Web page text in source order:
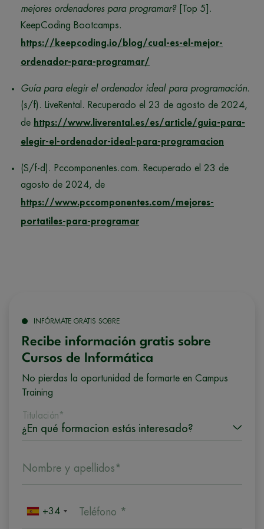
mejores ordenadores para programar?[Top 5].
KeepCoding Bootcamps.
https://keepcoding.io/blog/cual-es-el-mejor-
ordenador-para-programar/
Guía para elegir el ordenador ideal para programación.
(s/f). LiveRental. Recuperado el 23 de agosto de 2024,
de https://www.liverental.es/es/article/guia-para-
elegir-el-ordenador-ideal-para-programacion
(S/f-d). Pccomponentes.com. Recuperado el 23 de
agosto de 2024, de
https://www.pccomponentes.com/mejores-
portatiles-para-programar
INFÓRMATE GRATIS SOBRE
Recibe información gratis sobre
Cursos de Informática
No pierdas la oportunidad de formarte en Campus
Training
Titulación*
Nombre y apellidos*
+34 Teléfono *